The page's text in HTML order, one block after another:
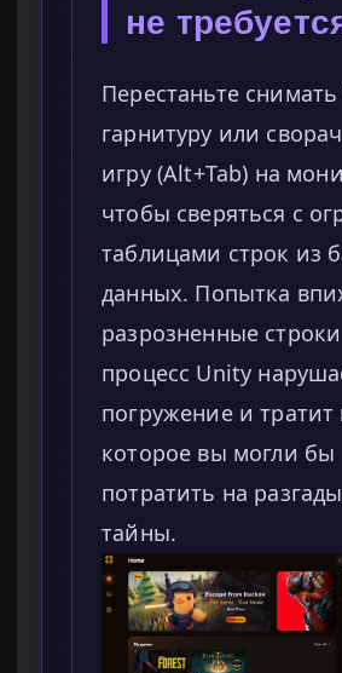
не
Перестаньте снимать
гарнитуру или
игру (Alt+Tab) на
чтобы сверяться с
таблицами строк из
данных. Попытка
разрозненные
процесс Unity
погружение и тратит
которое вы могли бы
потратить на
тайны.